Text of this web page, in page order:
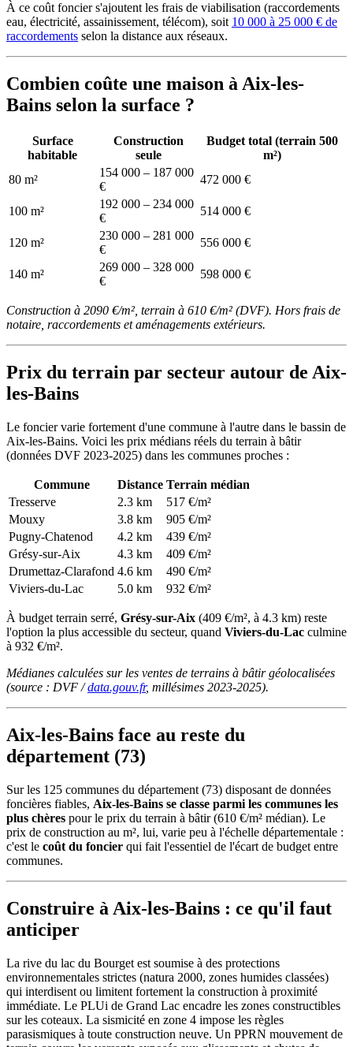
À ce coût foncier s'ajoutent les frais de viabilisation (raccordements
eau, électricité, assainissement, télécom), soit 10 000 à 25 000 € de
raccordements selon la distance aux réseaux.
Combien coûte une maison à Aix-les-
Bains selon la surface ?
Surface
habitable
Construction
seule
Budget total (terrain 500
m²)
80 m²
154 000 – 187 000
€
472 000 €
100 m²
192 000 – 234 000
€
514 000 €
120 m²
230 000 – 281 000
€
556 000 €
140 m²
269 000 – 328 000
€
598 000 €
Construction à 2090 €/m², terrain à 610 €/m² (DVF). Hors frais de
notaire, raccordements et aménagements extérieurs.
Prix du terrain par secteur autour de Aix-
les-Bains
Le foncier varie fortement d'une commune à l'autre dans le bassin de
Aix-les-Bains. Voici les prix médians réels du terrain à bâtir
(données DVF 2023-2025) dans les communes proches :
Commune Distance Terrain médian
Tresserve
2.3 km
517 €/m²
Mouxy
3.8 km
905 €/m²
Pugny-Chatenod
4.2 km
439 €/m²
Grésy-sur-Aix
4.3 km
409 €/m²
Drumettaz-Clarafond 4.6 km
490 €/m²
Viviers-du-Lac
5.0 km 932 €/m²
À budget terrain serré, Grésy-sur-Aix (409 €/m², à 4.3 km) reste
l'option la plus accessible du secteur, quand Viviers-du-Lac culmine
à 932 €/m².
Médianes calculées sur les ventes de terrains à bâtir géolocalisées
(source : DVF /data.gouv.fr, millésimes 2023-2025).
Aix-les-Bains face au reste du
département (73)
Sur les 125 communes du département (73) disposant de données
foncières fiables, Aix-les-Bains se classe parmi les communes les
plus chères pour le prix du terrain à bâtir (610 €/m² médian). Le
prix de construction au m², lui, varie peu à l'échelle départementale :
c'est le coût du foncier qui fait l'essentiel de l'écart de budget entre
communes.
Construire à Aix-les-Bains : ce qu'il faut
anticiper
La rive du lac du Bourget est soumise à des protections
environnementales strictes (natura 2000, zones humides classées)
qui interdisent ou limitent fortement la construction à proximité
immédiate. Le PLUi de Grand Lac encadre les zones constructibles
sur les coteaux. La sismicité en zone 4 impose les règles
parasismiques à toute construction neuve. Un PPRN mouvement de